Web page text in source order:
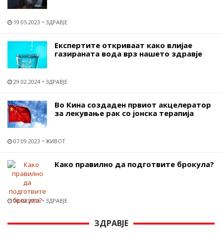
19.05.2023 ЗДРАВЈЕ
Експертите откриваат како влијае
газираната вода врз нашето здравје
29.02.2024 ЗДРАВЈЕ
Во Кина создаден првиот акцелератор
за лекување рак со јонска терапија
07.09.2023 ЖИВОТ
Како правилно да подготвите брокула?
08.02.2016 ЗДРАВЈЕ
ЗДРАВЈЕ